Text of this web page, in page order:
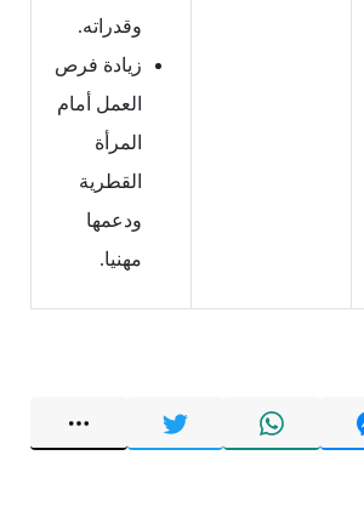
وقدراته.
زيادة فرص
العمل أمام
المرأة
القطرية
ودعمها
مهنيا.